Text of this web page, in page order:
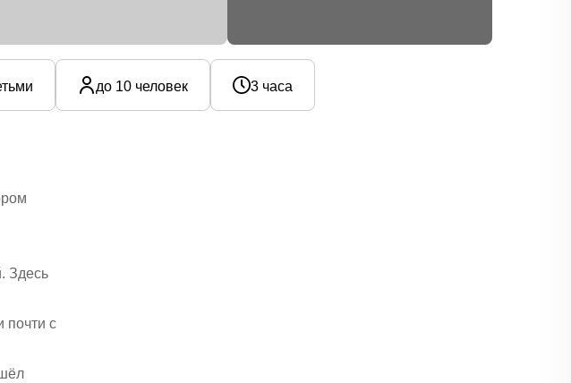
до 10 человек 3 часа
Здесь
почти с